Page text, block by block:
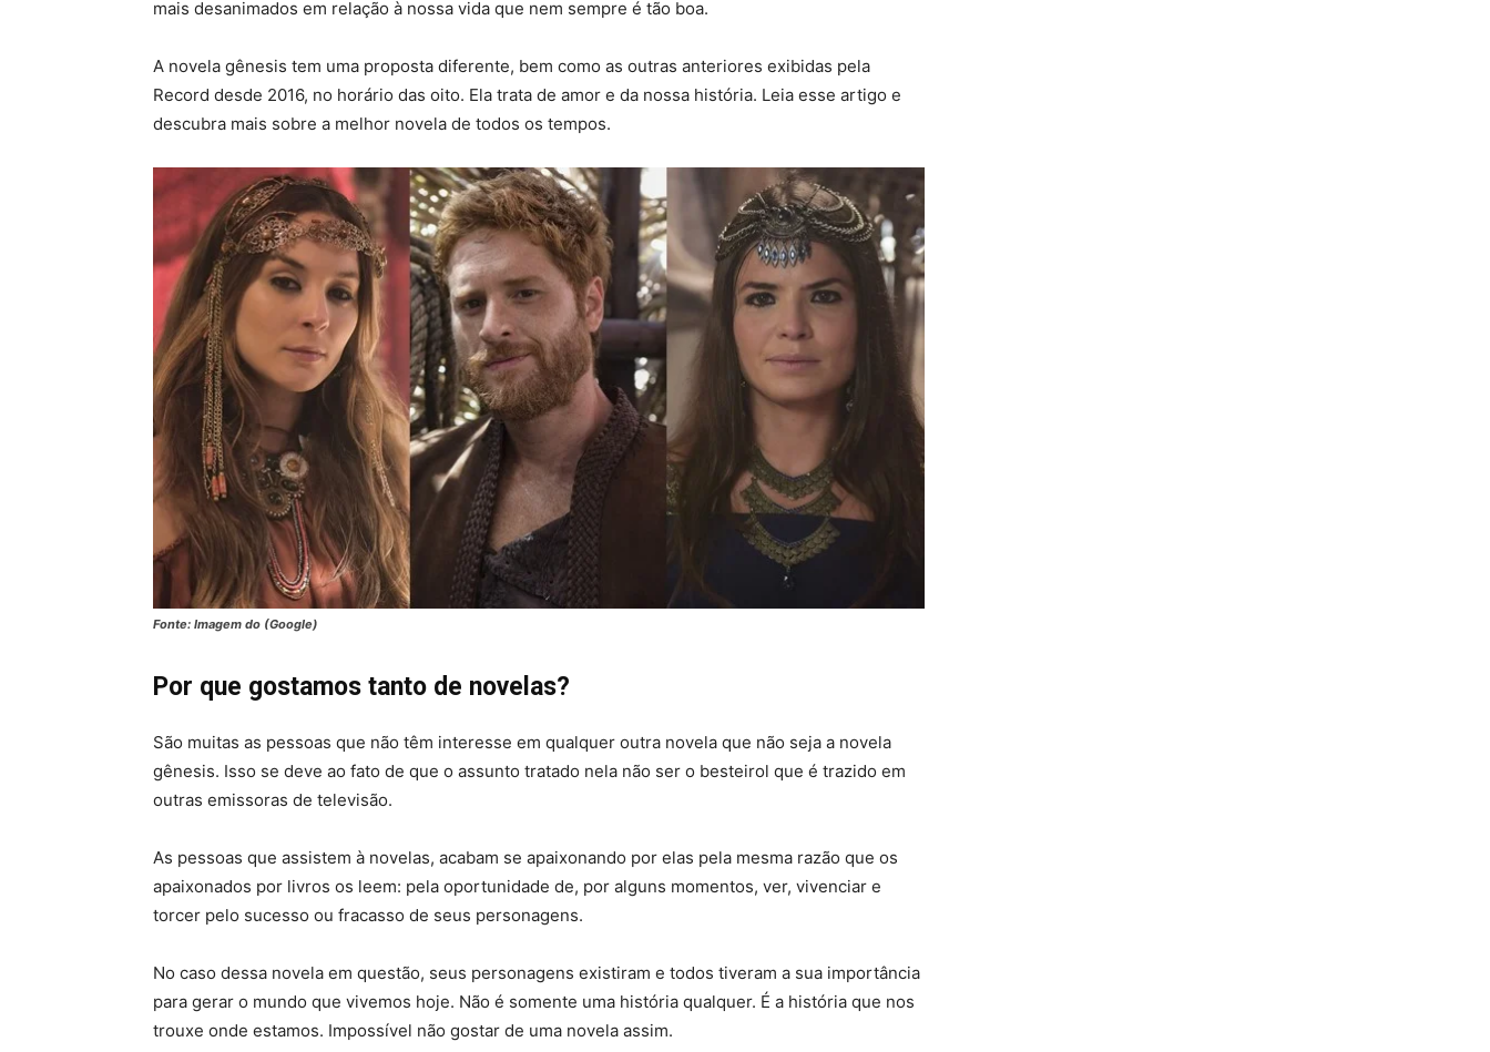
mais desanimados em relação à nossa vida que nem sempre é tão boa.
A novela gênesis tem uma proposta diferente, bem como as outras anteriores exibidas pela
Record desde 2016, no horário das oito. Ela trata de amor e da nossa história. Leia esse artigo e
descubra mais sobre a melhor novela de todos os tempos.
Fonte: Imagem do (Google)
Por que gostamos tanto de novelas?
São muitas as pessoas que não têm interesse em qualquer outra novela que não seja a novela
gênesis. Isso se deve ao fato de que o assunto tratado nela não ser o besteirol que é trazido em
outras emissoras de televisão.
As pessoas que assistem à novelas, acabam se apaixonando por elas pela mesma razão que os
apaixonados por livros os leem: pela oportunidade de, por alguns momentos, ver, vivenciar e
torcer pelo sucesso ou fracasso de seus personagens.
No caso dessa novela em questão, seus personagens existiram e todos tiveram a sua importância
para gerar o mundo que vivemos hoje. Não é somente uma história qualquer. É a história que nos
trouxe onde estamos. Impossível não gostar de uma novela assim.